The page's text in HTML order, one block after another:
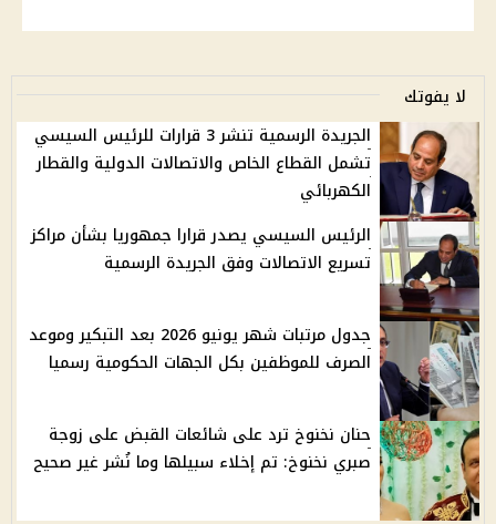
لا يفوتك
الجريدة الرسمية تنشر 3 قرارات للرئيس السيسي
تشمل القطاع الخاص والاتصالات الدولية والقطار
الكهربائي
الرئيس السيسي يصدر قرارا جمهوريا بشأن مراكز
تسريع الاتصالات وفق الجريدة الرسمية
جدول مرتبات شهر يونيو 2026 بعد التبكير وموعد
الصرف للموظفين بكل الجهات الحكومية رسميا
حنان نخنوخ ترد على شائعات القبض على زوجة
صبري نخنوخ: تم إخلاء سبيلها وما نُشر غير صحيح